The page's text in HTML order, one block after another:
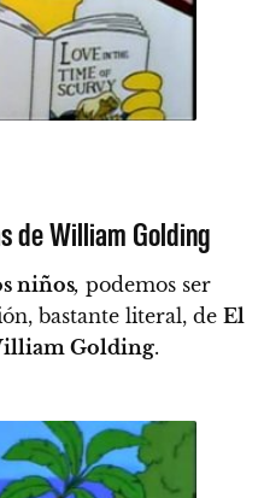
de William Golding
niños, podemos ser
bastante literal, de El
Golding.